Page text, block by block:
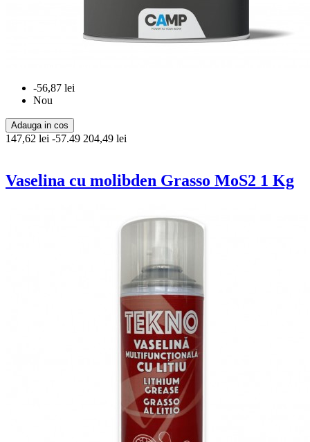
-56,87 lei
Nou
Adauga in cos
147,62 lei -57.49 204,49 lei
Vaselina cu molibden Grasso MoS2 1 Kg